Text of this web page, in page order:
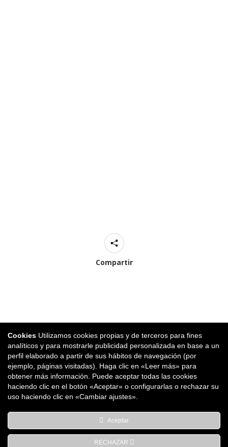
Compartir
Proyectos similares
Local Comercial Pamplona
Cookies Utilizamos cookies propias y de terceros para fines
analíticos y para mostrarle publicidad personalizada en base a un
perfil elaborado a partir de sus hábitos de navegación (por
ejemplo, páginas visitadas). Haga clic en «Leer más» para
obtener más información. Puede aceptar todas las cookies
haciendo clic en el botón «Aceptar» o configurarlas o rechazar su
uso haciendo clic en «Cambiar ajustes».
Aceptar
RECHAZAR